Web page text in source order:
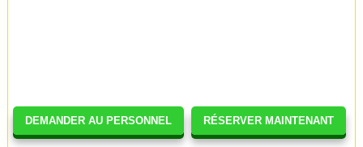
DEMANDER AU PERSONNEL RÉSERVER MAINTENANT